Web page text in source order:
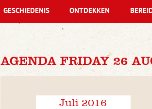
AGENDA FRIDAY 26
Juli 2016
GESCHIEDENIS ONTDEKKEN